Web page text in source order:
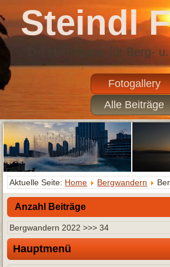
Steindl
Die Homepage für Berg-
Fotogallery
Alle Beiträge
Aktuelle Seite: Home Bergwandern
Anzahl Beiträge
Bergwandern 2022 >>> 34
Hauptmenü